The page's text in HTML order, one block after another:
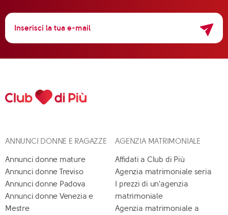
ANNUNCI DONNE E RAGAZZE
Annunci donne mature
Annunci donne Treviso
Annunci donne Padova
Annunci donne Venezia e
Mestre
AGENZIA MATRIMONIALE
Affidati a Club di Più
Agenzia matrimoniale seria
I prezzi di un'agenzia
matrimoniale
Agenzia matrimoniale a